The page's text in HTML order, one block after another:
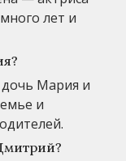
лет и
Мария и
и